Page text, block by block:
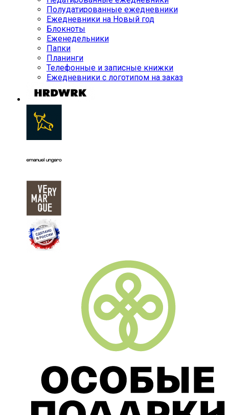
Полудатированные ежедневники
Ежедневники на Новый год
Блокноты
Еженедельники
Папки
Планинги
Телефонные и записные книжки
Ежедневники с логотипом на заказ